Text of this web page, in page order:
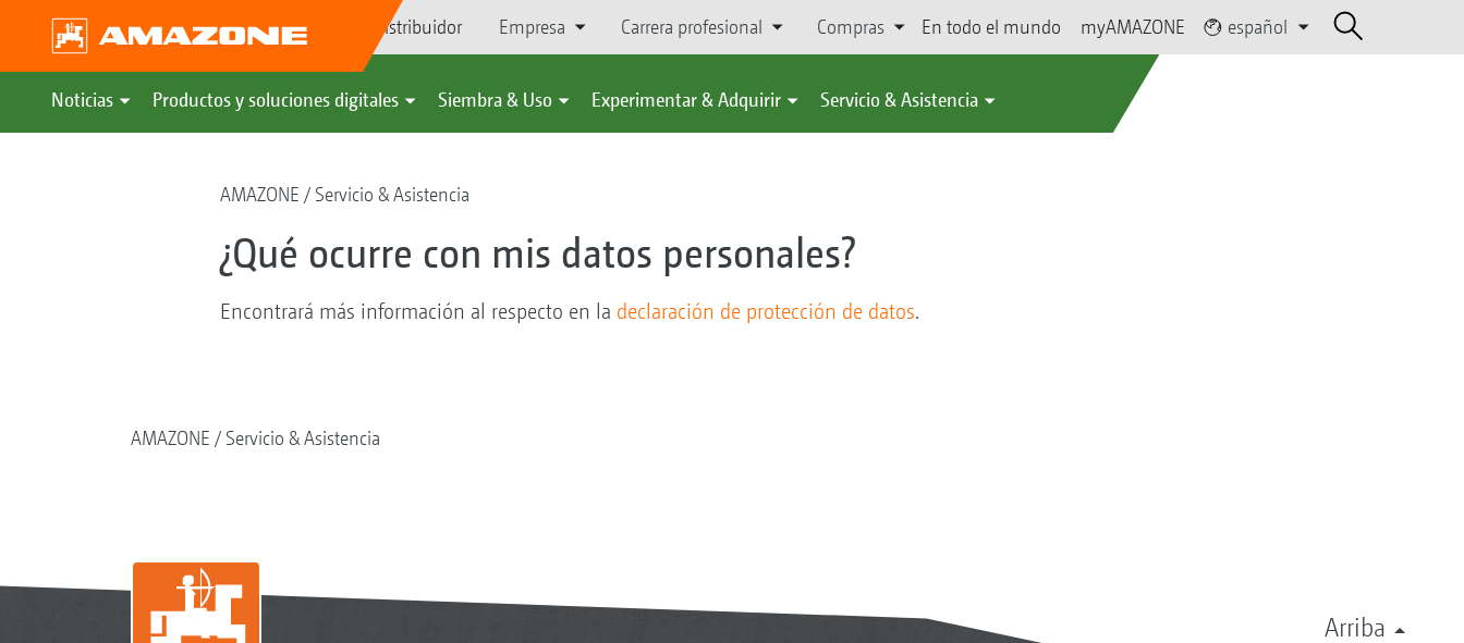
Búsqueda de distribuidor Empresa Carrera profesional Compras En todo el mundo myAMAZONE español
Noticias Productos y soluciones digitales Siembra & Uso Experimentar & Adquirir Servicio & Asistencia
AMAZONE Servicio & Asistencia
¿Qué ocurre con mis datos personales?
Encontrará más información al respecto en la declaración de protección de datos.
AMAZONE Servicio & Asistencia
Arriba